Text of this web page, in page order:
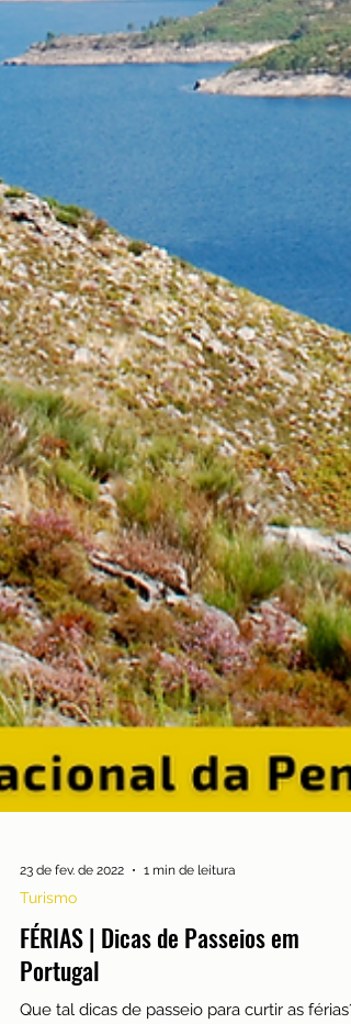
23 de fev. de 2022 1 min de leitura
Turismo
FÉRIAS | Dicas de Passeios em